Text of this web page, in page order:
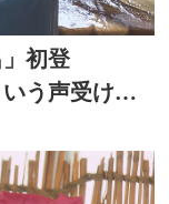
初登
う声受けレ